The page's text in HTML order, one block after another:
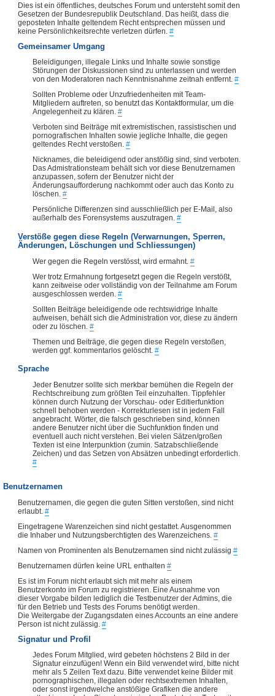
Dies ist ein öffentliches, deutsches Forum und untersteht somit den
Gesetzen der Bundesrepublik Deutschland. Das heißt, dass die
geposteten Inhalte geltendem Recht entsprechen müssen und
keine Persönlichkeitsrechte verletzen dürfen. #
Gemeinsamer Umgang
Beleidigungen, illegale Links und Inhalte sowie sonstige
Störungen der Diskussionen sind zu unterlassen und werden
von den Moderatoren nach Kenntnisnahme zeitnah entfernt. #
Sollten Probleme oder Unzufriedenheiten mit Team-
Mitgliedern auftreten, so benutzt das Kontaktformular, um die
Angelegenheit zu klären. #
Verboten sind Beiträge mit extremistischen, rassistischen und
pornografischen Inhalten sowie jegliche Inhalte, die gegen
geltendes Recht verstoßen. #
Nicknames, die beleidigend oder anstößig sind, sind verboten.
Das Admistrationsteam behält sich vor diese Benutzernamen
anzupassen, sofern der Benutzer nicht der
Änderungsaufforderung nachkommt oder auch das Konto zu
löschen. #
Persönliche Differenzen sind ausschließlich per E-Mail, also
außerhalb des Forensystems auszutragen. #
Verstöße gegen diese Regeln (Verwarnungen, Sperren,
Änderungen, Löschungen und Schliessungen)
Wer gegen die Regeln verstösst, wird ermahnt. #
Wer trotz Ermahnung fortgesetzt gegen die Regeln verstößt,
kann zeitweise oder vollständig von der Teilnahme am Forum
ausgeschlossen werden. #
Sollten Beiträge beleidigende ode rechtswidrige Inhalte
aufweisen, behält sich die Administration vor, diese zu ändern
oder zu löschen. #
Themen und Beiträge, die gegen diese Regeln verstoßen,
werden ggf. kommentarlos gelöscht. #
Sprache
Jeder Benutzer sollte sich merkbar bemühen die Regeln der
Rechtschreibung zum größten Teil einzuhalten. Tippfehler
können durch Nutzung der Vorschau- oder Editierfunktion
schnell behoben werden - Korrekturlesen ist in jedem Fall
angebracht. Wörter, die falsch geschrieben sind, können
andere Benutzer nicht über die Suchfunktion finden und
eventuell auch nicht verstehen. Bei vielen Sätzen/großen
Texten ist eine Interpunktion (zumin. Satzabschließende
Zeichen) und das Setzen von Absätzen unbedingt erforderlich.
#
Benutzernamen
Benutzernamen, die gegen die guten Sitten verstoßen, sind nicht
erlaubt. #
Eingetragene Warenzeichen sind nicht gestattet. Ausgenommen
die Inhaber und Nutzungsberchtigten des Warenzeichens. #
Namen von Prominenten als Benutzernamen sind nicht zulässig #
Benutzernamen dürfen keine URL enthalten #
Es ist im Forum nicht erlaubt sich mit mehr als einem
Benutzerkonto im Forum zu registrieren. Eine Ausnahme von
dieser Vorgabe bilden lediglich die Testbenutzer der Admins, die
für den Betrieb und Tests des Forums benötigt werden.
Die Weitergabe der Zugangsdaten eines Accounts an eine andere
Person ist nicht zulässig. #
Signatur und Profil
Jedes Forum Mitglied, wird gebeten höchstens 2 Bild in der
Signatur einzufügen! Wenn ein Bild verwendet wird, bitte nicht
mehr als 5 Zeilen Text dazu. Bitte verwendet keine Bilder mit
pornographischen, illegalen oder rechtsextremen Inhalten,
oder sonst irgendwelche anstößige Grafiken die andere